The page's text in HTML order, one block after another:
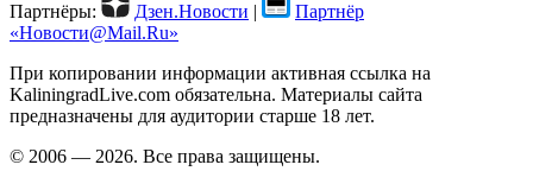
Партнёры: Дзен.Новости |
Партнёр
«Новости@Mail.Ru»
При копировании информации активная ссылка на
KaliningradLive.com обязательна. Материалы сайта
предназначены для аудитории старше 18 лет.
© 2006 — 2026. Все права защищены.